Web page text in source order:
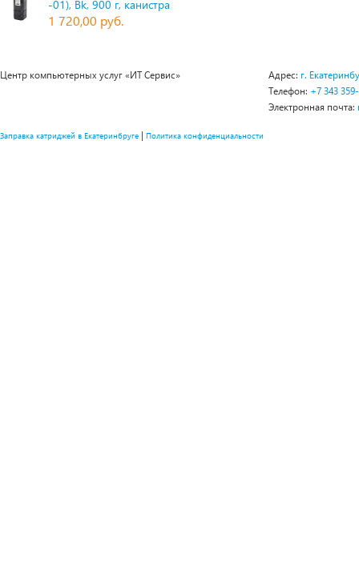
-01), Bk, 900 г, канистра
1 720,00 руб.
Центр компьютерных услуг «ИТ Сервис» Адрес: г.
Телефон: +7 343
Электронная почта:
Заправка катриджей в Екатеринбруге | Политика конфиденциальности